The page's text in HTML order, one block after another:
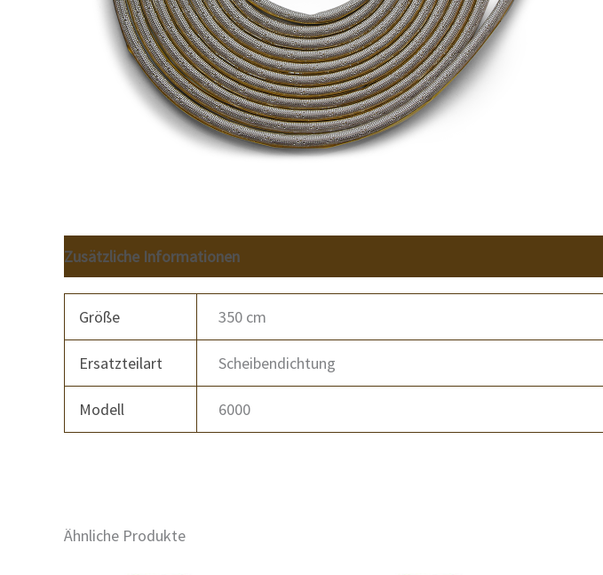
Zusätzliche Informationen
Größe 350 cm
Ersatzteilart Scheibendichtung
Modell 6000
Ähnliche Produkte